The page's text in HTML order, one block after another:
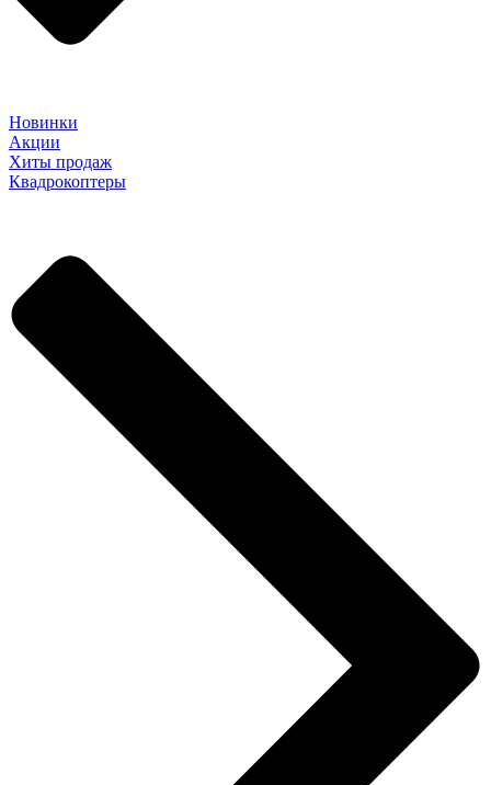
Новинки
Акции
Хиты продаж
Квадрокоптеры